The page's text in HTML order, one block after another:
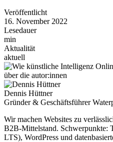
Veröffentlicht
16. November 2022
Lesedauer
min
Aktualität
aktuell
über die autor:innen
Dennis Hüttner
Gründer & Geschäftsführer
Wir machen Websites zu
B2B-Mittelstand. Schwerpunkte:
LTS), WordPress und